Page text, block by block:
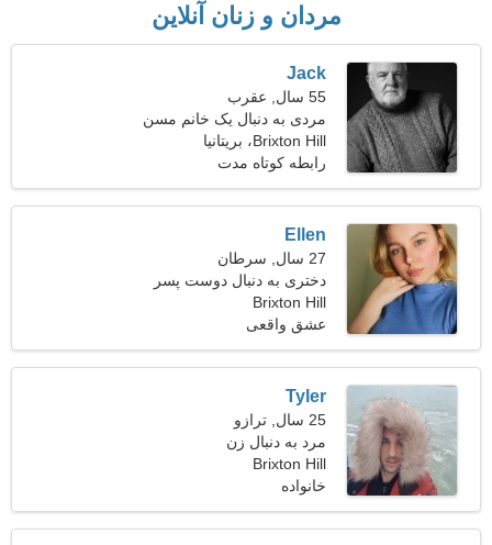
مردان و زنان آنلاین
Jack
55 سال, عقرب
مردی به دنبال یک خانم مسن
43-50
Brixton Hill، بریتانیا
رابطه کوتاه مدت
Ellen
27 سال, سرطان
دختری به دنبال دوست پسر
Brixton Hill
عشق واقعی
Tyler
25 سال, ترازو
مرد به دنبال زن
Brixton Hill
خانواده